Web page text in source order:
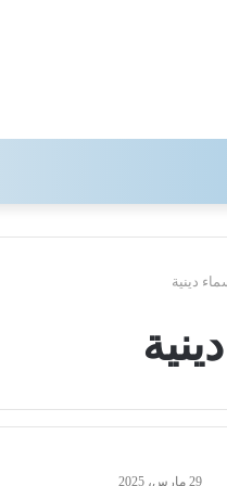
دينية
29 مارس، 2025